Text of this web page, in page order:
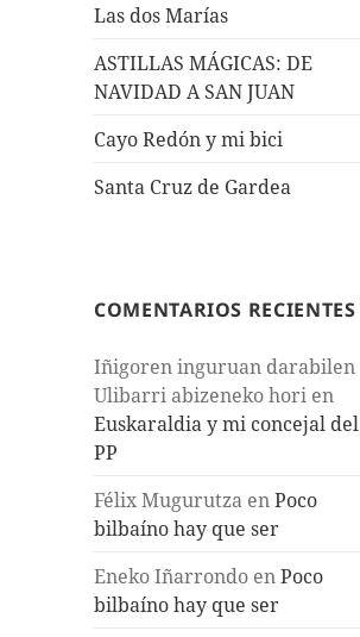
Las dos Marías
ASTILLAS MÁGICAS: DE
NAVIDAD A SAN JUAN
Cayo Redón y mi bici
Santa Cruz de Gardea
COMENTARIOS RECIENTES
Iñigoren inguruan darabilen
Ulibarri abizeneko hori en
Euskaraldia y mi concejal del
PP
Félix Mugurutza enPoco
bilbaíno hay que ser
Eneko Iñarrondo enPoco
bilbaíno hay que ser